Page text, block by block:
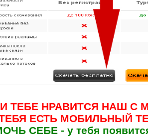
ТЕБЕ НРАВИТСЯ НАШ С
ЕСТЬ МОБИЛЬНЫЙ
СЕБЕ - у тебя